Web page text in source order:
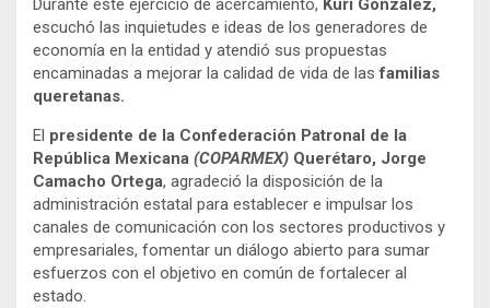
Durante este ejercicio de acercamiento, Kuri González,
escuchó las inquietudes e ideas de los generadores de
economía en la entidad y atendió sus propuestas
encaminadas a mejorar la calidad de vida de las familias
queretanas.
El presidente de la Confederación Patronal de la
República Mexicana (COPARMEX) Querétaro, Jorge
Camacho Ortega, agradeció la disposición de la
administración estatal para establecer e impulsar los
canales de comunicación con los sectores productivos y
empresariales, fomentar un diálogo abierto para sumar
esfuerzos con el objetivo en común de fortalecer al
estado.